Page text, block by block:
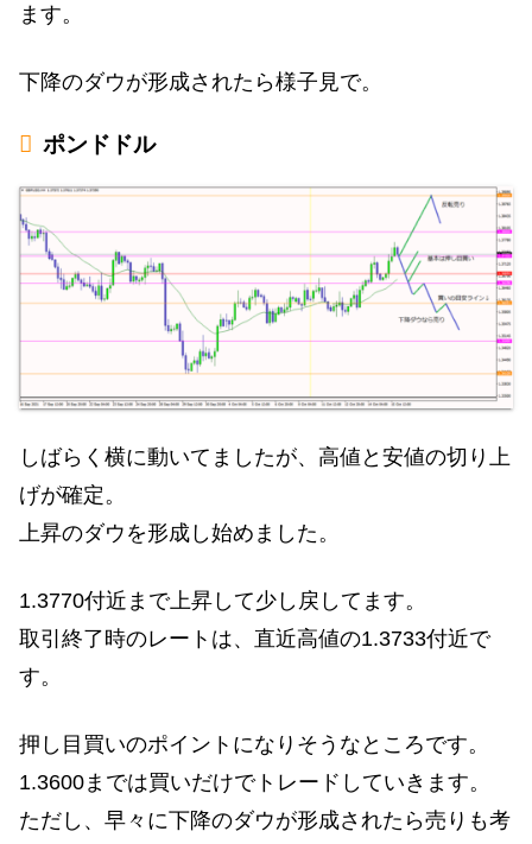
ます。
下降のダウが形成されたら様子見で。
ポンドドル
しばらく横に動いてましたが、高値と安値の切り上
げが確定。
上昇のダウを形成し始めました。
1.3770付近まで上昇して少し戻してます。
取引終了時のレートは、直近高値の1.3733付近で
す。
押し目買いのポイントになりそうなところです。
1.3600までは買いだけでトレードしていきます。
ただし、早々に下降のダウが形成されたら売りも考